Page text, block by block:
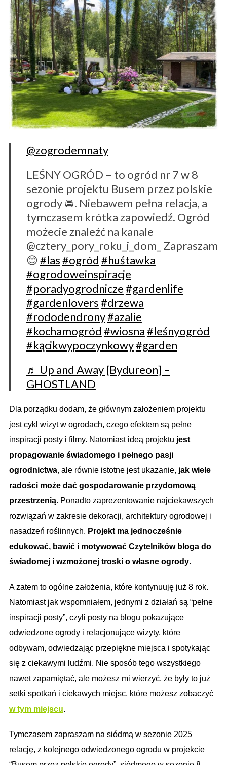
@zogrodemnaty
LEŚNY OGRÓD – to ogród nr 7 w 8
sezonie projektu Busem przez polskie
ogrody 🚘. Niebawem pełna relacja, a
tymczasem krótka zapowiedź. Ogród
możecie znaleźć na kanale
@cztery_pory_roku_i_dom_ Zapraszam
😊 #las#ogród #huśtawka
#ogrodoweinspiracje
#poradyogrodnicze#gardenlife
#gardenlovers#drzewa
#rododendrony#azalie
#kochamogród #wiosna#leśnyogród
#kącikwypoczynkowy#garden
♬ Up and Away [Bydureon] –
GHOSTLAND
Dla porządku dodam, że głównym założeniem projektu
jest cykl wizyt w ogrodach, czego efektem są pełne
inspiracji posty i filmy. Natomiast ideą projektu jest
propagowanie świadomego i pełnego pasji
ogrodnictwa, ale równie istotne jest ukazanie, jak wiele
radości może dać gospodarowanie przydomową
przestrzenią. Ponadto zaprezentowanie najciekawszych
rozwiązań w zakresie dekoracji, architektury ogrodowej i
nasadzeń roślinnych. Projekt ma jednocześnie
edukować, bawić i motywować Czytelników bloga do
świadomej i wzmożonej troski o własne ogrody.
A zatem to ogólne założenia, które kontynuuję już 8 rok.
Natomiast jak wspomniałem, jednymi z działań są “pełne
inspiracji posty”, czyli posty na blogu pokazujące
odwiedzone ogrody i relacjonujące wizyty, które
odbywam, odwiedzając przepiękne miejsca i spotykając
się z ciekawymi ludźmi. Nie sposób tego wszystkiego
nawet zapamiętać, ale możesz mi wierzyć, że były to już
setki spotkań i ciekawych miejsc, które możesz zobaczyć
w tym miejscu.
Tymczasem zapraszam na siódmą w sezonie 2025
relację, z kolejnego odwiedzonego ogrodu w projekcie